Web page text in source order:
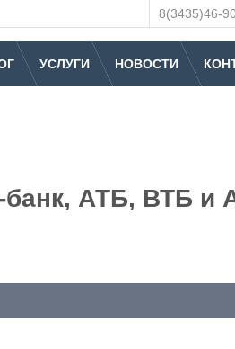
8(3435)46-
УСЛУГИ НОВОСТИ
банк, АТБ, ВТБ и